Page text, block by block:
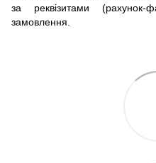
за реквізитами (рахунок-
замовлення.